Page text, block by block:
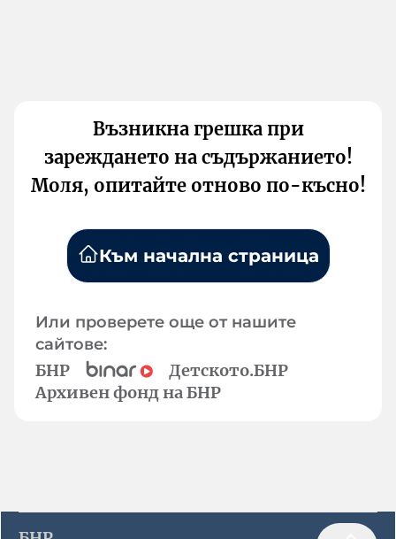
Възникна грешка при
зареждането на съдържанието!
Моля, опитайте отново по-късно!
Към начална страница
Или проверете още от нашите
сайтове:
БНР
Детското.БНР
Архивен фонд на БНР